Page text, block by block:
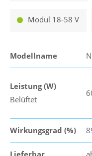
Modul 18-58 V
Modellname
Leistung (W)
Belüftet
Wirkungsgrad (%)
Lieferbar